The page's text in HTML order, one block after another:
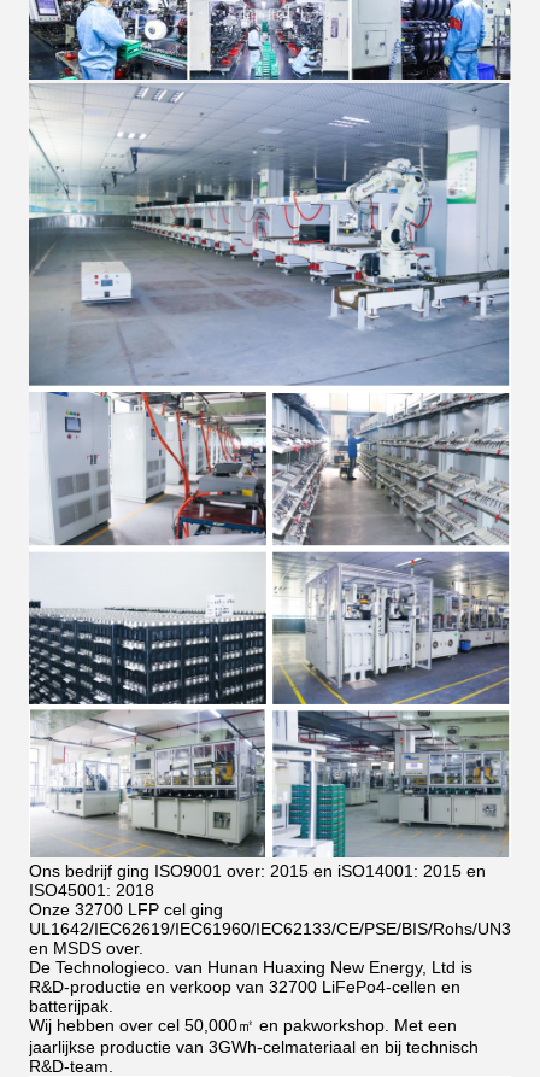
Ons bedrijf ging ISO9001 over: 2015 en iSO14001: 2015 en
ISO45001: 2018
Onze 32700 LFP cel ging
UL1642/IEC62619/IEC61960/IEC62133/CE/PSE/BIS/Rohs/UN38.8
en MSDS over.
De Technologieco. van Hunan Huaxing New Energy, Ltd is
R&D-productie en verkoop van 32700 LiFePo4-cellen en
batterijpak.
Wij hebben over cel 50,000㎡ en pakworkshop. Met een
jaarlijkse productie van 3GWh-celmateriaal en bij technisch
R&D-team.